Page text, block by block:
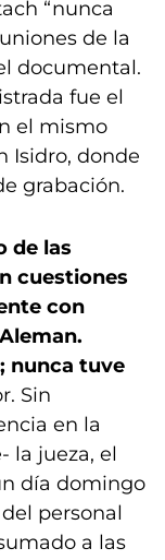
“nunca
de la
documental.
fue el
el mismo
Isidro, donde
grabación.
de las
cuestiones
con
nunca tuve
Sin
en la
la jueza, el
día domingo
personal
a las